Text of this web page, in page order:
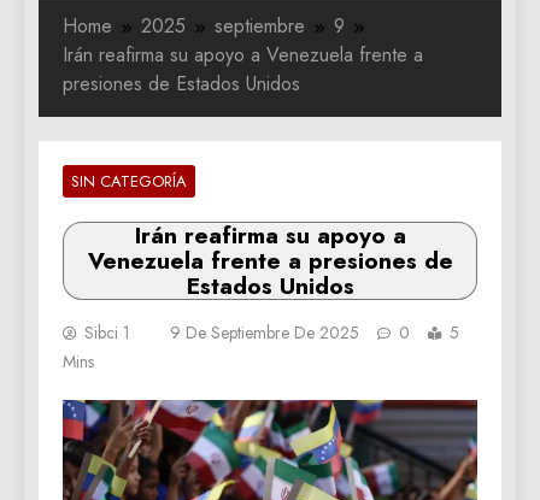
Home 2025 septiembre
9
Irán reafirma su apoyo a Venezuela frente a
presiones de Estados Unidos
SIN CATEGORÍA
Irán reafirma su apoyo a
Venezuela frente a presiones de
Estados Unidos
Sibci 1 9 De Septiembre De 2025 0
5
Mins